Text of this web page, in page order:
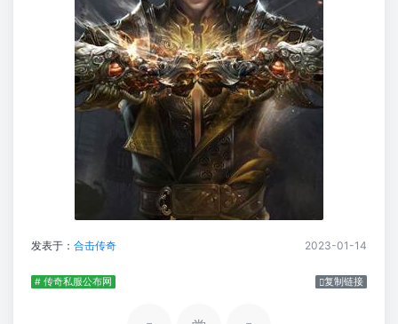
发表于： 合击传奇 2023-01-14
# 传奇私服公布网 复制链接